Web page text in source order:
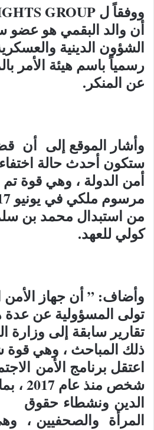
أن والد البقمي هو عضو
الشؤون الدينية
رسمياً باسم هيئة الأمر
عن المنكر.
وأشار الموقع إلى أن
ستكون أحدث حالة
أمن الدولة ، وهي قوة
من استبدال محمد بن
كولي للعهد.
وأضاف: ” أن جهاز الأمن
تولى المسؤولية عن عدة
تقارير سابقة إلى وزارة
ذلك المباحث ، وهي
شخص
الدين ونشطاء حقوق
المرأة والصحفيين ،